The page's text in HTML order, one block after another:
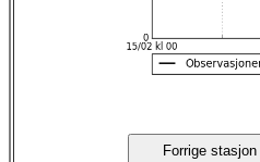
Forrige stasjon